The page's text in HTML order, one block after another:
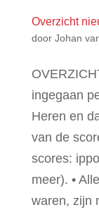
Overzicht
door Johan
ingegaan
Heren en
van de
scores:
meer). •
waren, zijn